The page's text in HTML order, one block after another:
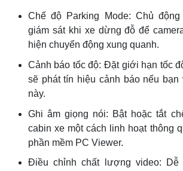
Chế độ Parking Mode: Chủ
giám sát khi xe dừng đỗ để
hiện chuyển động xung quanh.
Cảnh báo tốc độ: Đặt giới hạn tốc
sẽ phát tín hiệu cảnh báo nếu
này.
Ghi âm giọng nói: Bật hoặc tắt
cabin xe một cách linh hoạt thông
phần mềm PC Viewer.
Điều chỉnh chất lượng video: Dễ